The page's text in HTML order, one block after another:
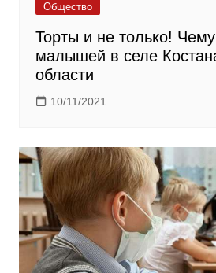
Общество
Торты и не только!
малышей в селе
области
10/11/2021